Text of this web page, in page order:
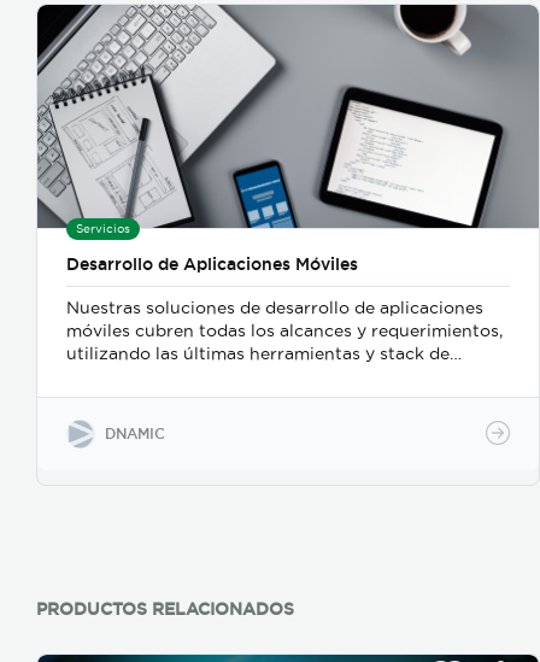
Servicios
Desarrollo de Aplicaciones Móviles
Nuestras soluciones de desarrollo de aplicaciones
móviles cubren todas los alcances y requerimientos,
utilizando las últimas herramientas y stack de
calidad y robustez hacia el futuro. Ya sea para
Android o iOS, o para actualizar una aplicación ya
en uso, crearemos una hoja de ruta ágil, donde
creación de documentación técnica. Nuestra
la actualización y mantenimiento de productos ya
DNAMIC
PRODUCTOS RELACIONADOS